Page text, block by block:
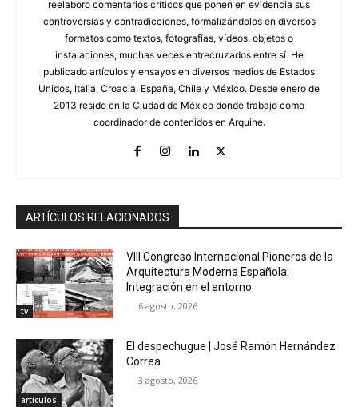
reelaboro comentarios críticos que ponen en evidencia sus
controversias y contradicciones, formalizándolos en diversos
formatos como textos, fotografías, vídeos, objetos o
instalaciones, muchas veces entrecruzados entre sí. He
publicado artículos y ensayos en diversos medios de Estados
Unidos, Italia, Croacia, España, Chile y México. Desde enero de
2013 resido en la Ciudad de México donde trabajo como
coordinador de contenidos en Arquine.
ARTÍCULOS RELACIONADOS
tv
VIII Congreso Internacional Pioneros de la
Arquitectura Moderna Española:
Integración en el entorno
6 agosto, 2026
artículos
El despechugue | José Ramón Hernández
Correa
3 agosto, 2026